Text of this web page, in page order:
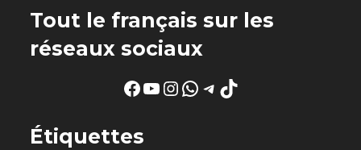
Tout le français sur les
réseaux sociaux
Facebook
YouTube
Instagram
WhatsApp
Telegram
TikTok
Étiquettes